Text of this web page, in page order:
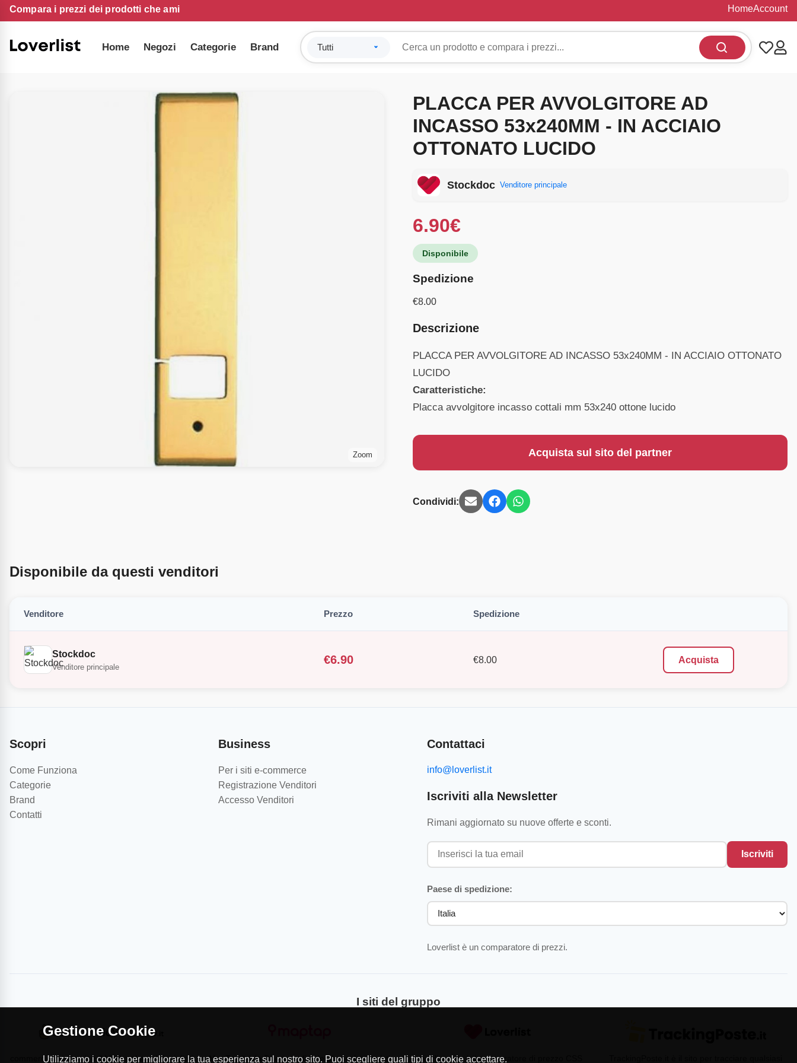
Compara i prezzi dei prodotti che ami HomeAccount
Home Negozi Categorie Brand
Zoom
PLACCA PER AVVOLGITORE AD
INCASSO 53x240MM - IN ACCIAIO
OTTONATO LUCIDO
Stockdoc Venditore principale
6.90€
Disponibile
Spedizione
€8.00
Descrizione
PLACCA PER AVVOLGITORE AD INCASSO 53x240MM - IN ACCIAIO OTTONATO
LUCIDO
Caratteristiche:
Placca avvolgitore incasso cottali mm 53x240 ottone lucido
Acquista sul sito del partner
Condividi:
Disponibile da questi venditori
Venditore Prezzo Spedizione
Stockdoc
Venditore principale
€6.90 €8.00 Acquista
Scopri
Come Funziona
Categorie
Brand
Contatti
Business
Per i siti e-commerce
Registrazione Venditori
Accesso Venditori
Contattaci
info@loverlist.it
Iscriviti alla Newsletter
Rimani aggiornato su nuove offerte e sconti.
Iscriviti
Paese di spedizione:
Loverlist è un comparatore di prezzi.
I siti del gruppo
commercioVirtuoso.it è il Marketplace dei migliori MapTap.it è la Directory di aziende professionisti Loverlist.com è il comparatore di prezzo CSS
Gestione Cookie
Utilizziamo i cookie per migliorare la tua esperienza sul nostro sito. Puoi scegliere quali tipi di cookie accettare.